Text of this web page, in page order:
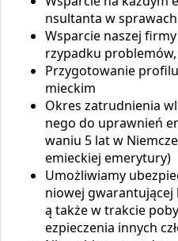
nsultanta w
Wsparcie naszej
rzypadku
Przygotowanie
mieckim
Okres zatrudnienia
nego do uprawnień
waniu 5 lat w
emieckiej emerytury)
Umożliwiamy
niowej gwarantującej
ą także w trakcie
ezpieczenia innych